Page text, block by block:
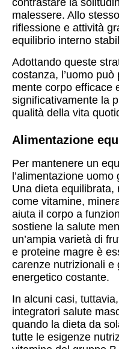
contrastare la
malessere. Allo
riflessione e attività
equilibrio interno
Adottando queste
costanza, l’uomo
mente corpo efficace
significativamente la
qualità della vita
Alimentazione
Per mantenere un
l’alimentazione
Una dieta equilibrata,
come vitamine,
aiuta il corpo a
sostiene la salute
un’ampia varietà di
e proteine magre è
carenze nutrizionali e
energetico costante.
In alcuni casi,
integratori salute
quando la dieta da
tutte le esigenze